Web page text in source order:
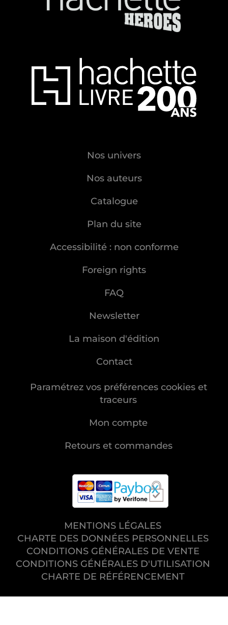
Nos univers
Nos auteurs
Catalogue
Plan du site
Accessibilité : non conforme
Foreign rights
FAQ
Newsletter
La maison d'édition
Contact
Paramétrez vos préférences cookies et
traceurs
Mon compte
Retours et commandes
MENTIONS LÉGALES
CHARTE DES DONNÉES PERSONNELLES
CONDITIONS GÉNÉRALES DE VENTE
CONDITIONS GÉNÉRALES D'UTILISATION
CHARTE DE RÉFÉRENCEMENT